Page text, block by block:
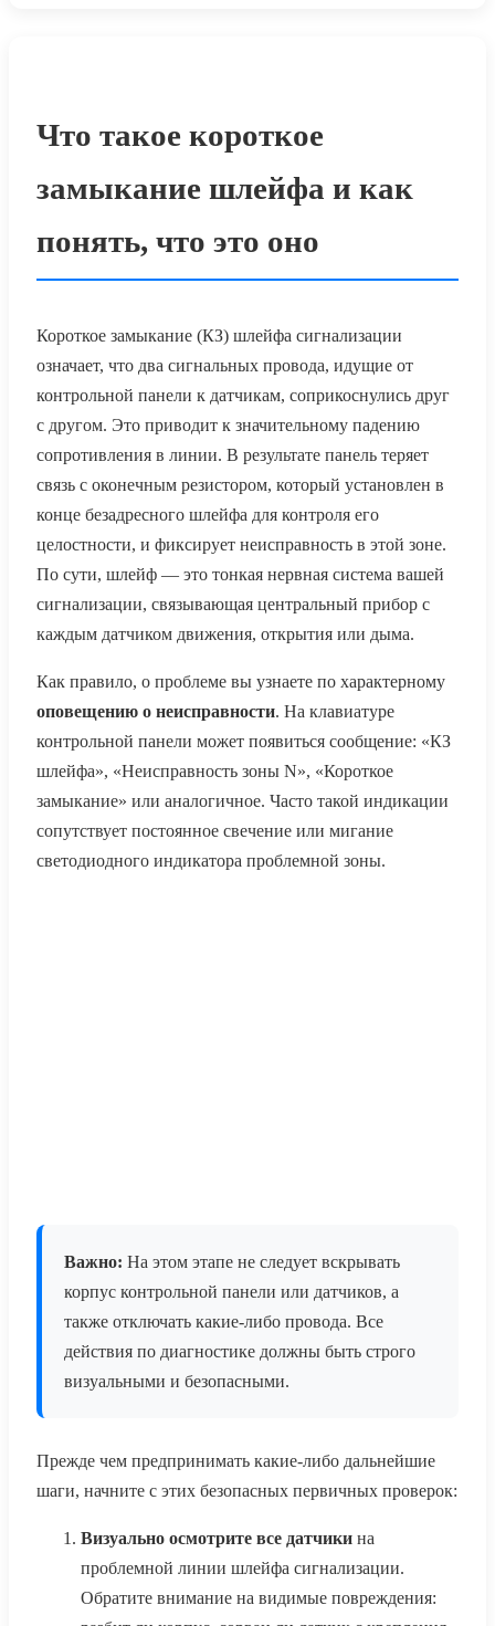
Что такое короткое
замыкание шлейфа и как
понять, что это оно
Короткое замыкание (КЗ) шлейфа сигнализации
означает, что два сигнальных провода, идущие от
контрольной панели к датчикам, соприкоснулись друг
с другом. Это приводит к значительному падению
сопротивления в линии. В результате панель теряет
связь с оконечным резистором, который установлен в
конце безадресного шлейфа для контроля его
целостности, и фиксирует неисправность в этой зоне.
По сути, шлейф — это тонкая нервная система вашей
сигнализации, связывающая центральный прибор с
каждым датчиком движения, открытия или дыма.
Как правило, о проблеме вы узнаете по характерному
оповещению о неисправности. На клавиатуре
контрольной панели может появиться сообщение: «КЗ
шлейфа», «Неисправность зоны N», «Короткое
замыкание» или аналогичное. Часто такой индикации
сопутствует постоянное свечение или мигание
светодиодного индикатора проблемной зоны.
Важно: На этом этапе не следует вскрывать
корпус контрольной панели или датчиков, а
также отключать какие-либо провода. Все
действия по диагностике должны быть строго
визуальными и безопасными.
Прежде чем предпринимать какие-либо дальнейшие
шаги, начните с этих безопасных первичных проверок:
Визуально осмотрите все датчики на
проблемной линии шлейфа сигнализации.
Обратите внимание на видимые повреждения: